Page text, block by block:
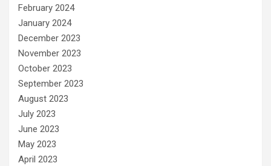
February 2024
January 2024
December 2023
November 2023
October 2023
September 2023
August 2023
July 2023
June 2023
May 2023
April 2023